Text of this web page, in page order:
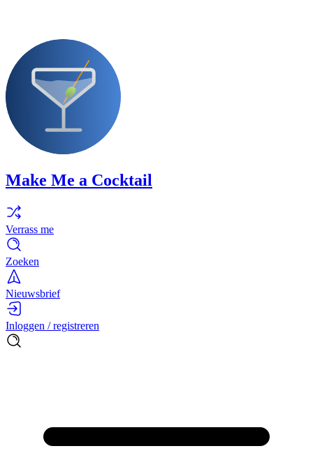
Make Me a Cocktail
Verrass me
Zoeken
Nieuwsbrief
Inloggen / registreren